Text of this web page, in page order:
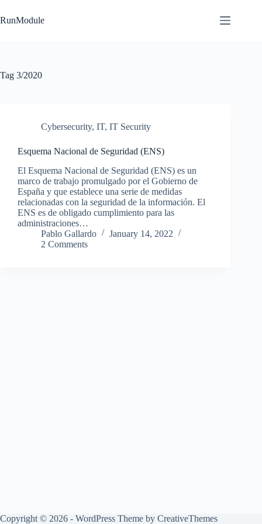
to
content
RunModule
Tag 3/2020
Cybersecurity, IT, IT Security
Esquema Nacional de Seguridad (ENS)
El Esquema Nacional de Seguridad (ENS) es un
marco de trabajo promulgado por el Gobierno de
España y que establece una serie de medidas
relacionadas con la seguridad de la información. El
ENS es de obligado cumplimiento para las
administraciones…
Pablo Gallardo
January 14, 2022
2 Comments
Copyright © 2026 - WordPress Theme by CreativeThemes